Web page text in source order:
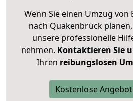
Wenn Sie einen Umzug von
nach Quakenbrück
unsere professionelle
nehmen. Kontaktieren Sie
Ihren reibungslosen
Kostenlose